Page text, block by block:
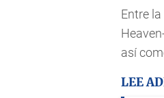
Entre
así
LEE